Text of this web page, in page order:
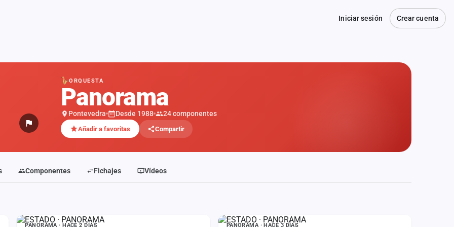
Iniciar sesión Crear cuenta
ORQUESTA
Panorama
Pontevedra Desde 1988 24 componentes
Añadir a favoritas Compartir
Componentes Fichajes Vídeos
PANORAMA · HACE 2 DÍAS PANORAMA · HACE 3 DÍAS